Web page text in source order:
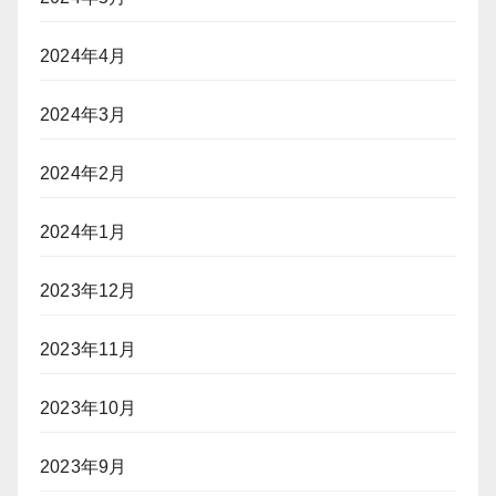
2024年4月
2024年3月
2024年2月
2024年1月
2023年12月
2023年11月
2023年10月
2023年9月